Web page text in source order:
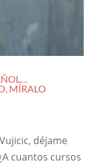
MÍRALO
déjame
cuantos cursos